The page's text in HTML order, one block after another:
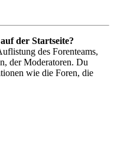
der Startseite?
des Forenteams,
der Moderatoren. Du
wie die Foren, die